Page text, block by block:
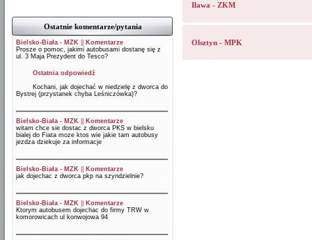
Ostatnie komentarze/pytania
Bielsko-Biała - MZK
Komentarze
Prosze o pomoc, jakimi autobusami dostanę się z
ul. 3 Maja Prezydent do Tesco?
Ostatnia odpowiedź
Kochani, jak dojechać w niedzielę z dworca do
Bystrej (przystanek chyba Leśniczówka)?
Bielsko-Biała - MZK
Komentarze
witam chce sie dostac z dworca PKS w bielsku
bialej do Fiata moze ktos wie jakie tam autobusy
jezdza dziekuje za informacje
Bielsko-Biała - MZK
Komentarze
jak dojechac z dworca pkp na szyndzielnie?
Bielsko-Biała - MZK
Komentarze
Ktorym autobusem dojechac do firmy TRW w
komorowicach ul konwojowa 94
Iława - ZKM
Olsztyn - MPK